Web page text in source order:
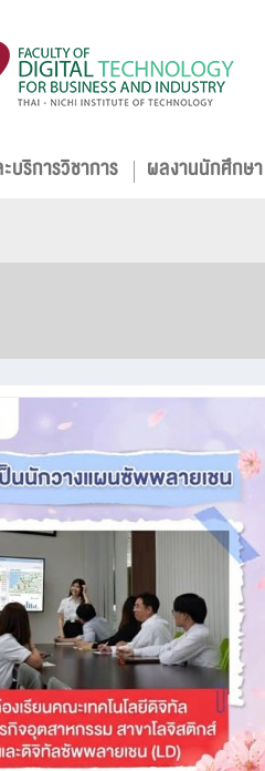
บริการวิชาการ ผลงานนักศึกษา